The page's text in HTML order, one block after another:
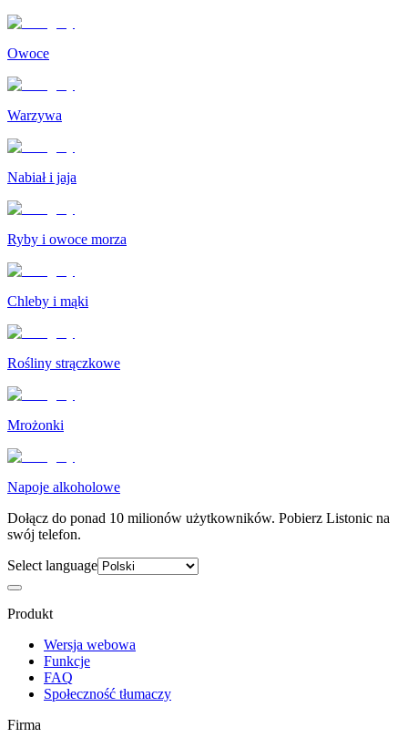
Owoce
Warzywa
Nabiał i jaja
Ryby i owoce morza
Chleby i mąki
Rośliny strączkowe
Mrożonki
Napoje alkoholowe
Dołącz do ponad 10 milionów użytkowników. Pobierz Listonic na
swój telefon.
Select language
Produkt
Wersja webowa
Funkcje
FAQ
Społeczność tłumaczy
Firma